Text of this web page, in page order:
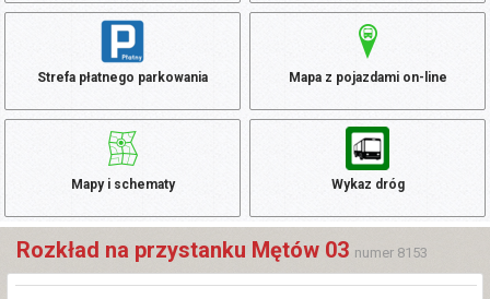
Strefa płatnego parkowania Mapa z pojazdami on-line
Mapy i schematy Wykaz dróg
Rozkład na przystanku Mętów 03 numer 8153